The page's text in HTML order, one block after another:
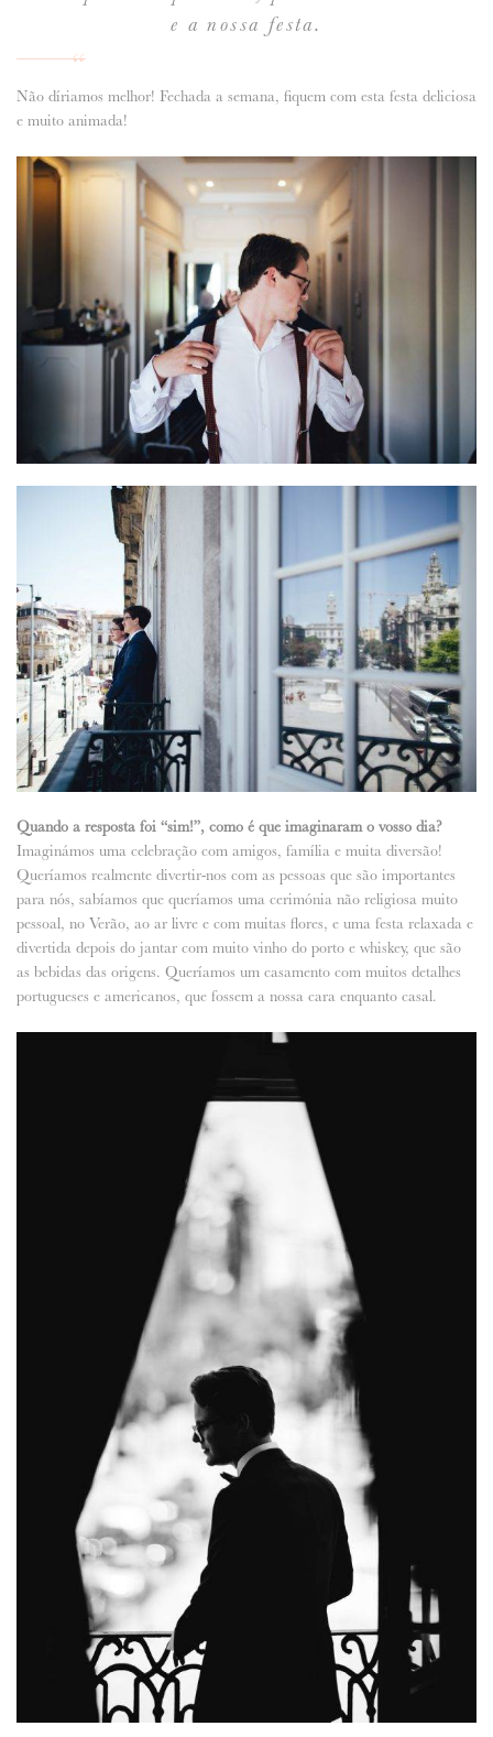
e a nossa festa.
Não díriamos melhor! Fechada a semana, fiquem com esta festa deliciosa
e muito animada!
Quando a resposta foi “sim!”, como é que imaginaram o vosso dia?
Imaginámos uma celebração com amigos, família e muita diversão!
Queríamos realmente divertir-nos com as pessoas que são importantes
para nós, sabíamos que queríamos uma cerimónia não religiosa muito
pessoal, no Verão, ao ar livre e com muitas flores, e uma festa relaxada e
divertida depois do jantar com muito vinho do porto e whiskey, que são
as bebidas das origens. Queríamos um casamento com muitos detalhes
portugueses e americanos, que fossem a nossa cara enquanto casal.